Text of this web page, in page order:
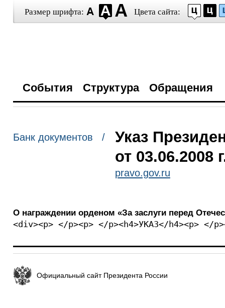
Размер шрифта: Цвета сайта:
События Структура Обращения
Банк документов /
Указ
от 03.06.2008
pravo.gov.ru
О награждении орденом «За заслуги перед
<div><p> </p><p> </p><h4>УКАЗ</h4><p> </
Официальный сайт Президента России